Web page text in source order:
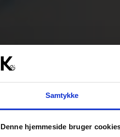
Samtykke
Denne hjemmeside bruger